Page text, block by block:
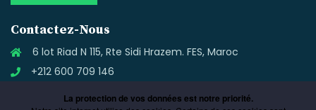
Contactez-Nous
6 lot Riad N 115, Rte Sidi Hrazem. FES, Maroc
+212 600 709 146
La protection de vos données est notre priorité.